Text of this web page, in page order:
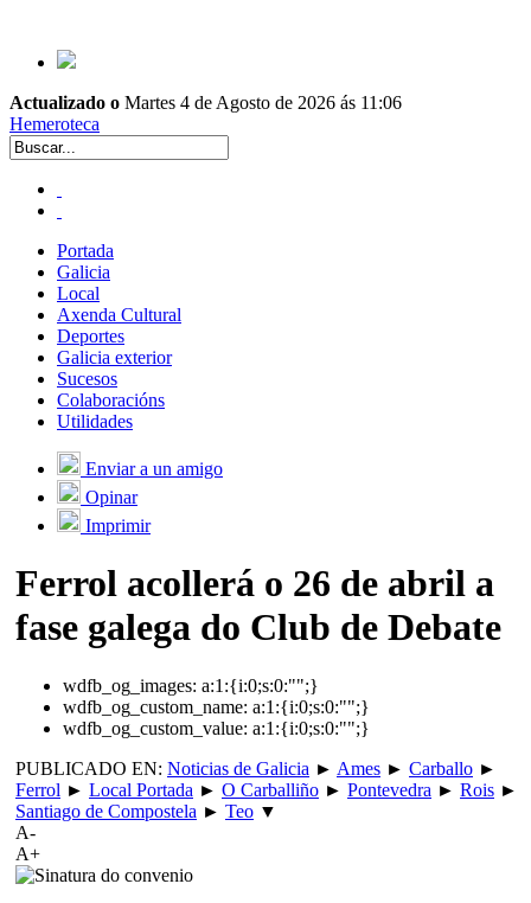
Actualizado o Martes 4 de Agosto de 2026 ás 11:06
Hemeroteca
Portada
Galicia
Local
Axenda Cultural
Deportes
Galicia exterior
Sucesos
Colaboracións
Utilidades
Enviar a un amigo
Opinar
Imprimir
Ferrol acollerá o 26 de abril a
fase galega do Club de Debate
wdfb_og_images: a:1:{i:0;s:0:"";}
wdfb_og_custom_name: a:1:{i:0;s:0:"";}
wdfb_og_custom_value: a:1:{i:0;s:0:"";}
PUBLICADO EN: Noticias de Galicia ► Ames ► Carballo ►
Ferrol ► Local Portada ► O Carballiño ► Pontevedra ► Rois ►
Santiago de Compostela ► Teo ▼
A-
A+